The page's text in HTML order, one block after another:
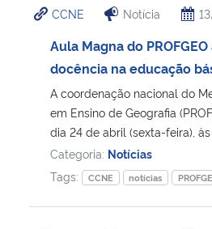
Ministério da Cidadania
Ministério de Minas e Energia
Ministério da Ciência, Tecnologia, Inovações
Ministério do Meio Ambiente
CCNE Notícia
Aula Magna do
docência na educação
A coordenação nacional do
em Ensino de Geografia
dia 24 de abril (sexta-feira), às
Categoria: Notícias
Tags:
CCNE notícias